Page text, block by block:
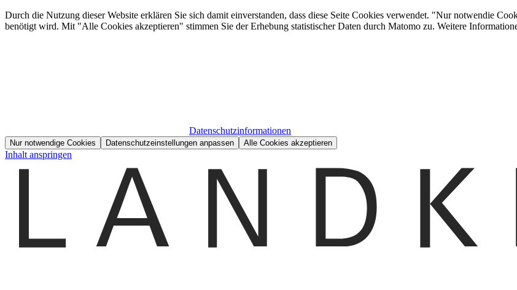
Durch die Nutzung dieser Website erklären Sie sich damit einverstanden, dass diese Seite Cookies verwendet. "Nur notwendie
benötigt wird. Mit "Alle Cookies akzeptieren" stimmen Sie der Erhebung statistischer Daten durch Matomo zu. Weitere
Datenschutzinformationen
Nur notwendige Cookies Datenschutzeinstellungen anpassen Alle Cookies akzeptieren
Inhalt anspringen